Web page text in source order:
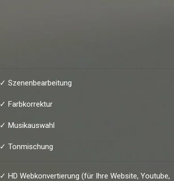
✓ Szenenbearbeitung
✓ Farbkorrektur
✓ Musikauswahl
✓ Tonmischung
✓ HD Webkonvertierung (für Ihre Website, Youtube,